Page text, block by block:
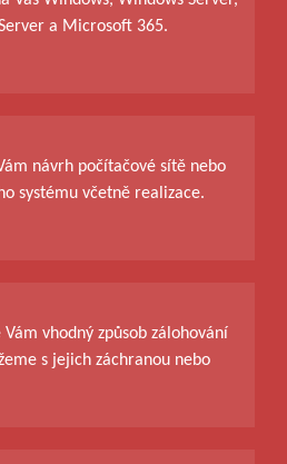
a Microsoft 365.
návrh počítačové sítě nebo
systému včetně realizace.
Vám vhodný způsob zálohování
s jejich záchranou nebo